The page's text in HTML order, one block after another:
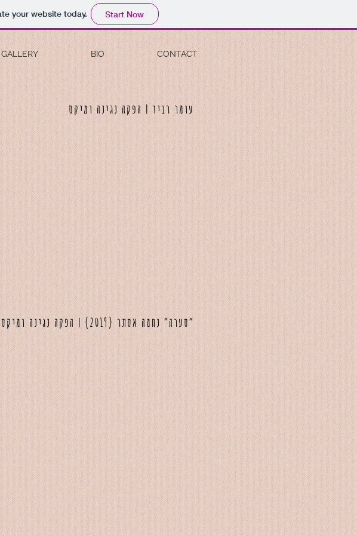
your website today. Start Now
GALLERY BIO CONTACT
עומר רביד | הפקה נגינה ומיקס
״סערה״ נחמה אסתר (2019) | הפקה נגינה ומיקס